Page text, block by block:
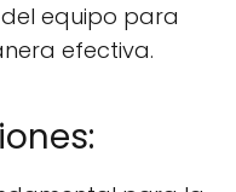
equipo para
efectiva.